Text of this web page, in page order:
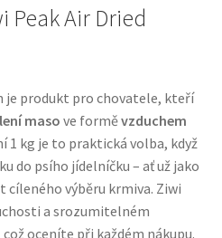
Peak Air Dried
je produkt pro chovatele, kteří
maso ve forměvzduchem
1 kg je to praktická volba, když
do psího jídelníčku – ať už jako
cíleného výběru krmiva. Ziwi
a srozumitelném
oceníte při každém nákupu.